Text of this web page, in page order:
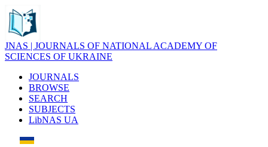
JNAS | JOURNALS OF NATIONAL ACADEMY OF
SCIENCES OF UKRAINE
JOURNALS
BROWSE
SEARCH
SUBJECTS
LibNAS UA